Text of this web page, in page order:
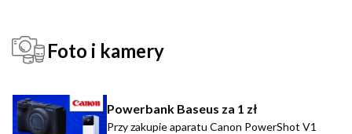
Foto i kamery
Powerbank Baseus za 1 zł
Przy zakupie aparatu Canon PowerShot V1